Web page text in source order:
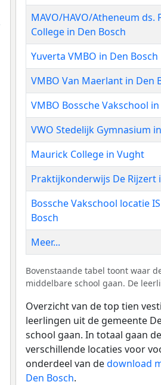
MAVO/HAVO/Atheneum ds.
College in Den Bosch
Yuverta VMBO in Den Bosch
VMBO Van Maerlant in Den
VMBO Bossche Vakschool
VWO Stedelijk Gymnasium
Maurick College in Vught
Praktijkonderwijs De Rijzert
Bossche Vakschool locatie
Bosch
Meer...
Bovenstaande tabel toont waar
middelbare school gaan. De
Overzicht van de top tien
leerlingen uit de gemeente
school gaan. In totaal gaan
verschillende locaties voor
onderdeel van dedownload
Den Bosch.